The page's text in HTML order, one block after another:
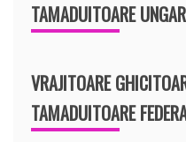
TAMADUITOARE
VRAJITOARE
TAMADUITOARE